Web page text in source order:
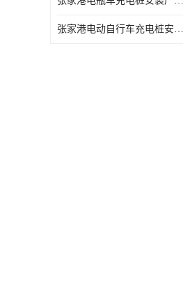
张家港电动自行车充电桩安装供货商